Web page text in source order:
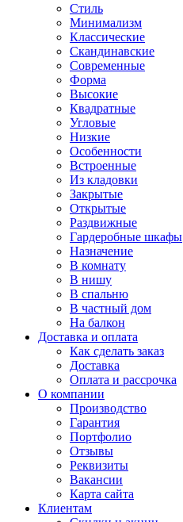
Стиль
Минимализм
Классические
Скандинавские
Современные
Форма
Высокие
Квадратные
Угловые
Низкие
Особенности
Встроенные
Из кладовки
Закрытые
Открытые
Раздвижные
Гардеробные шкафы
Назначение
В комнату
В нишу
В спальню
В частный дом
На балкон
Доставка и оплата
Как сделать заказ
Доставка
Оплата и рассрочка
О компании
Производство
Гарантия
Портфолио
Отзывы
Реквизиты
Вакансии
Карта сайта
Клиентам